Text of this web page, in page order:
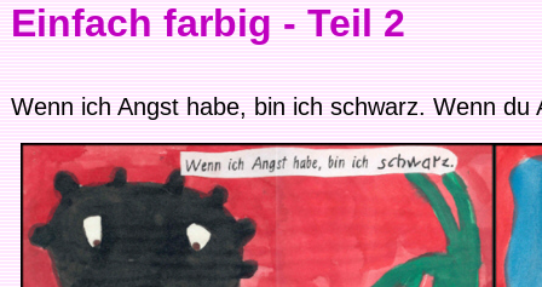
Einfach farbig - Teil 2
Wenn ich Angst habe, bin ich schwarz. Wenn